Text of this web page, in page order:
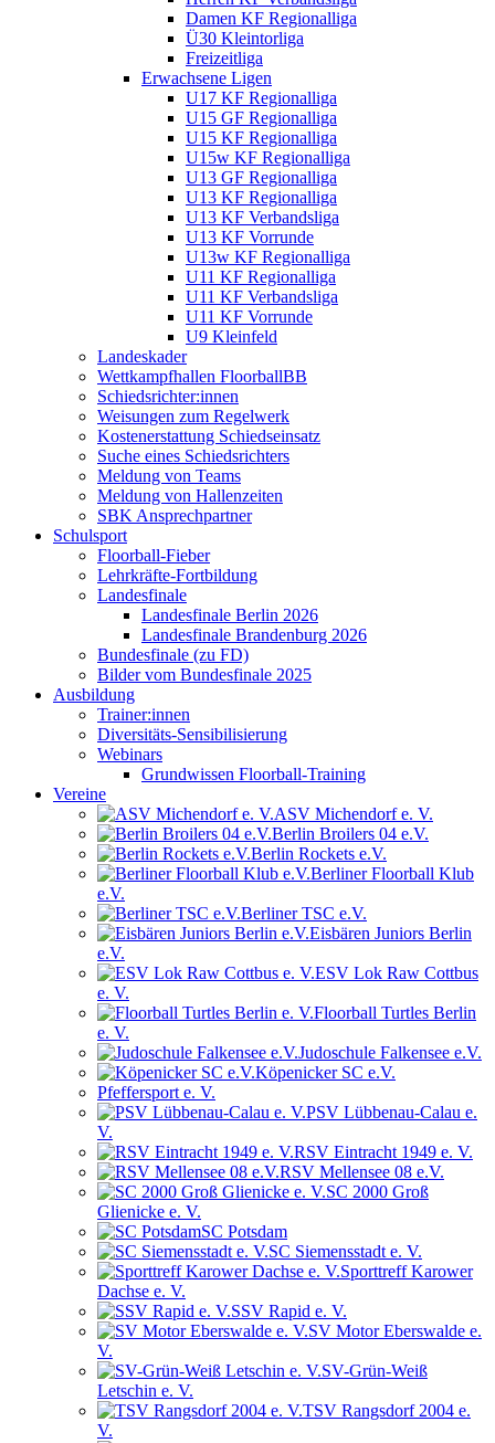
Damen KF Regionalliga
Ü30 Kleintorliga
Freizeitliga
Erwachsene Ligen
U17 KF Regionalliga
U15 GF Regionalliga
U15 KF Regionalliga
U15w KF Regionalliga
U13 GF Regionalliga
U13 KF Regionalliga
U13 KF Verbandsliga
U13 KF Vorrunde
U13w KF Regionalliga
U11 KF Regionalliga
U11 KF Verbandsliga
U11 KF Vorrunde
U9 Kleinfeld
Landeskader
Wettkampfhallen FloorballBB
Schiedsrichter:innen
Weisungen zum Regelwerk
Kostenerstattung Schiedseinsatz
Suche eines Schiedsrichters
Meldung von Teams
Meldung von Hallenzeiten
SBK Ansprechpartner
Schulsport
Floorball-Fieber
Lehrkräfte-Fortbildung
Landesfinale
Landesfinale Berlin 2026
Landesfinale Brandenburg 2026
Bundesfinale (zu FD)
Bilder vom Bundesfinale 2025
Ausbildung
Trainer:innen
Diversitäts-Sensibilisierung
Webinars
Grundwissen Floorball-Training
Vereine
ASV Michendorf e. V.
Berlin Broilers 04 e.V.
Berlin Rockets e.V.
Berliner Floorball Klub
e.V.
Berliner TSC e.V.
Eisbären Juniors Berlin
e.V.
ESV Lok Raw Cottbus
e. V.
Floorball Turtles Berlin
e. V.
Judoschule Falkensee e.V.
Köpenicker SC e.V.
Pfeffersport e. V.
PSV Lübbenau-Calau e.
V.
RSV Eintracht 1949 e. V.
RSV Mellensee 08 e.V.
SC 2000 Groß
Glienicke e. V.
SC Potsdam
SC Siemensstadt e. V.
Sporttreff Karower
Dachse e. V.
SSV Rapid e. V.
SV Motor Eberswalde e.
V.
SV-Grün-Weiß
Letschin e. V.
TSV Rangsdorf 2004 e.
V.